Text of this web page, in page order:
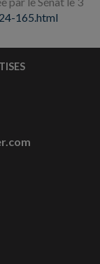
165.html